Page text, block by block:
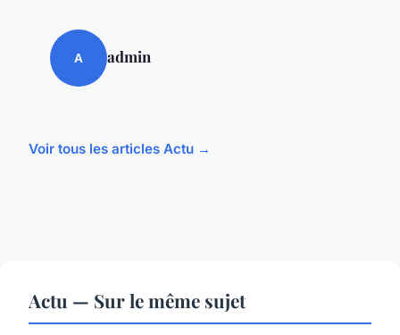
A admin
Voir tous les articles Actu →
Actu — Sur le même sujet